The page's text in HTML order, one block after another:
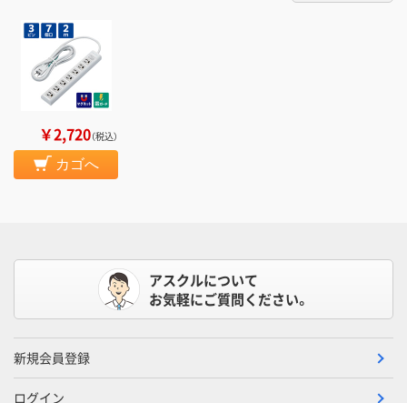
￥2,720（税込）
カゴへ
アスクルについて
お気軽にご質問ください。
新規会員登録
ログイン